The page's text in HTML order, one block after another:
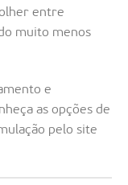
entre
muito menos
e
as opções de
pelo site